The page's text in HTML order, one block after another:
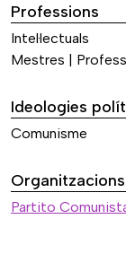
Professions
Intel·lectuals
Mestres |
Ideologies
Comunisme
Partito